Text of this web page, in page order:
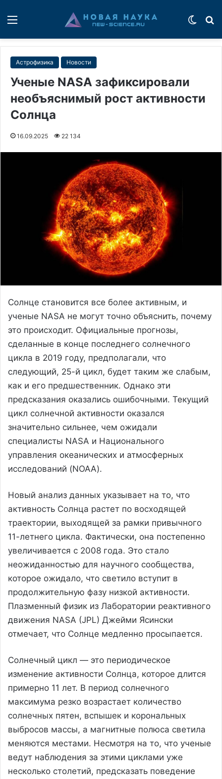
Астрофизика Новости
Ученые NASA зафиксировали
необъяснимый рост активности
Солнца
16.09.2025 22 134
Солнце становится все более активным, и
ученые NASA не могут точно объяснить, почему
это происходит. Официальные прогнозы,
сделанные в конце последнего солнечного
цикла в 2019 году, предполагали, что
следующий, 25-й цикл, будет таким же слабым,
как и его предшественник. Однако эти
предсказания оказались ошибочными. Текущий
цикл солнечной активности оказался
значительно сильнее, чем ожидали
специалисты NASA и Национального
управления океанических и атмосферных
исследований (NOAA).
Новый анализ данных указывает на то, что
активность Солнца растет по восходящей
траектории, выходящей за рамки привычного
11-летнего цикла. Фактически, она постепенно
увеличивается с 2008 года. Это стало
неожиданностью для научного сообщества,
которое ожидало, что светило вступит в
продолжительную фазу низкой активности.
Плазменный физик из Лаборатории реактивного
движения NASA (JPL) Джейми Ясински
отмечает, что Солнце медленно просыпается.
Солнечный цикл — это периодическое
изменение активности Солнца, которое длится
примерно 11 лет. В период солнечного
максимума резко возрастает количество
солнечных пятен, вспышек и корональных
выбросов массы, а магнитные полюса светила
меняются местами. Несмотря на то, что ученые
ведут наблюдения за этими циклами уже
несколько столетий, предсказать поведение